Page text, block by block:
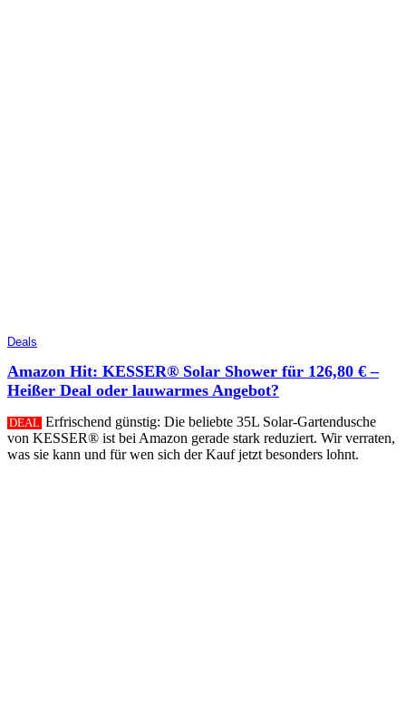
Deals
Amazon Hit: KESSER® Solar Shower für 126,80 € –
Heißer Deal oder lauwarmes Angebot?
DEAL Erfrischend günstig: Die beliebte 35L Solar-Gartendusche
von KESSER® ist bei Amazon gerade stark reduziert. Wir verraten,
was sie kann und für wen sich der Kauf jetzt besonders lohnt.